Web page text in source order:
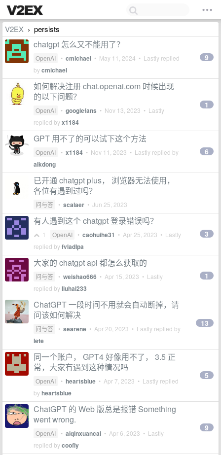
V2EX › persists
chatgpt 怎么又不能用了？
OpenAI • cmichael • May 11, 2024 • Lastly replied
bycmichael
9
如何解决注册 chat.openai.com 时候出现
的以下问题？
OpenAI • googlefans • Nov 13, 2023 • Lastly
replied byx1184
1
GPT 用不了的可以试下这个方法
OpenAI • x1184 • Nov 11, 2023 • Lastly replied by
aikdong
6
已开通 chatgpt plus， 浏览器无法使用，
各位有遇到过吗？
问与答 • scalaer • Jun 25, 2023
有人遇到这个 chatgpt 登录错误吗？
1 OpenAI • caohuihe31 • Apr 25, 2023 • Lastly
replied byfvladlpa
3
大家的 chatgpt api 都怎么获取的
问与答 • weishao666 • Apr 15, 2023 • Lastly
replied byliuhai233
1
ChatGPT 一段时间不用就会自动断掉，请
问该如何解决
问与答 • searene • Apr 20, 2023 • Lastly replied by
lete
13
同一个账户， GPT4 好像用不了， 3.5 正
常，大家有遇到这种情况吗
OpenAI • heartsblue • Apr 7, 2023 • Lastly replied
byheartsblue
5
ChatGPT 的 Web 版总是报错 Something
went wrong.
OpenAI • aiqinxuancai • Apr 6, 2023 • Lastly
replied bycoofly
9